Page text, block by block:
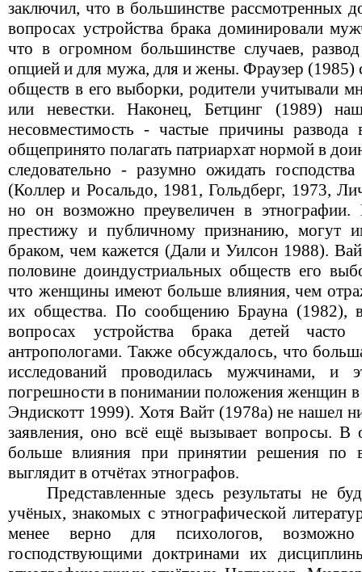
заключил, что в большинстве рассмотренных
вопросах устройства брака доминировали
что в огромном большинстве случаев,
опцией и для мужа, для и жены. Фраузер (1985)
обществ в его выборки, родители учитывали
или невестки. Наконец, Бетцинг (1989)
несовместимость - частые причины
общепринято полагать патриархат нормой в
следовательно - разумно ожидать
(Коллер и Росальдо, 1981, Гольдберг, 1973,
но он возможно преувеличен в
престижу и публичному признанию, могут
браком, чем кажется (Дали и Уилсон 1988).
половине доиндустриальных обществ его
что женщины имеют больше влияния, чем
их общества. По сообщению Брауна (1982),
вопросах устройства брака детей часто
антропологами. Также обсуждалось, что
исследований проводилась мужчинами, и
погрешности в понимании положения женщин
Эндискотт 1999). Хотя Вайт (1978a) не нашел
заявления, оно всё ещё вызывает вопросы. В
больше влияния при принятии решения по
выглядит в отчётах этнографов.
Представленные здесь результаты не
учёных, знакомых с этнографической
менее верно для психологов, возможно
господствующими доктринами их